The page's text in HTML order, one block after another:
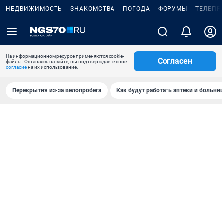
НЕДВИЖИМОСТЬ ЗНАКОМСТВА ПОГОДА ФОРУМЫ
На информационном ресурсе применяются cookie-
файлы. Оставаясь на сайте, вы подтверждаете свое
согласиена их использование.
Согласен
Перекрытия из-за велопробега Как будут работать аптеки и